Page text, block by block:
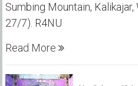
Sumbing Mountain,
27/7). R4NU
Read More